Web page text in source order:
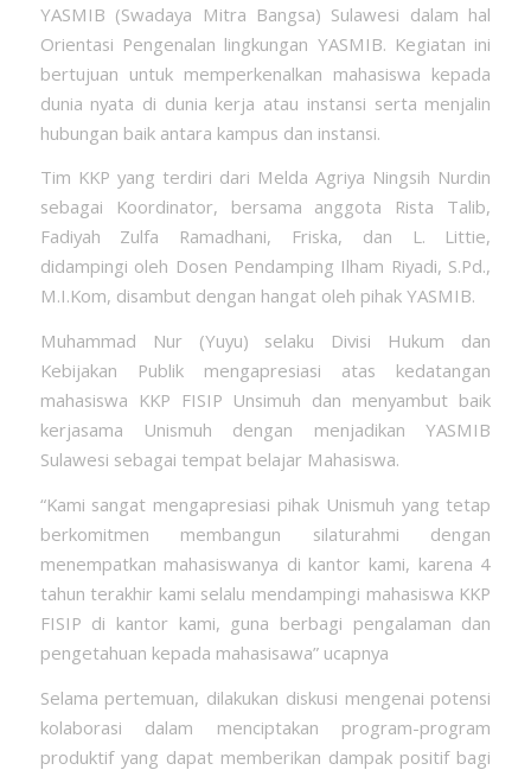
YASMIB (Swadaya Mitra Bangsa) Sulawesi dalam hal
Orientasi Pengenalan lingkungan YASMIB. Kegiatan ini
bertujuan untuk memperkenalkan mahasiswa kepada
dunia nyata di dunia kerja atau instansi serta menjalin
hubungan baik antara kampus dan instansi.
Tim KKP yang terdiri dari Melda Agriya Ningsih Nurdin
sebagai Koordinator, bersama anggota Rista Talib,
Fadiyah Zulfa Ramadhani, Friska, dan L. Littie,
didampingi oleh Dosen Pendamping Ilham Riyadi, S.Pd.,
M.I.Kom, disambut dengan hangat oleh pihak YASMIB.
Muhammad Nur (Yuyu) selaku Divisi Hukum dan
Kebijakan Publik mengapresiasi atas kedatangan
mahasiswa KKP FISIP Unsimuh dan menyambut baik
kerjasama Unismuh dengan menjadikan YASMIB
Sulawesi sebagai tempat belajar Mahasiswa.
“Kami sangat mengapresiasi pihak Unismuh yang tetap
berkomitmen membangun silaturahmi dengan
menempatkan mahasiswanya di kantor kami, karena 4
tahun terakhir kami selalu mendampingi mahasiswa KKP
FISIP di kantor kami, guna berbagi pengalaman dan
pengetahuan kepada mahasisawa” ucapnya
Selama pertemuan, dilakukan diskusi mengenai potensi
kolaborasi dalam menciptakan program-program
produktif yang dapat memberikan dampak positif bagi